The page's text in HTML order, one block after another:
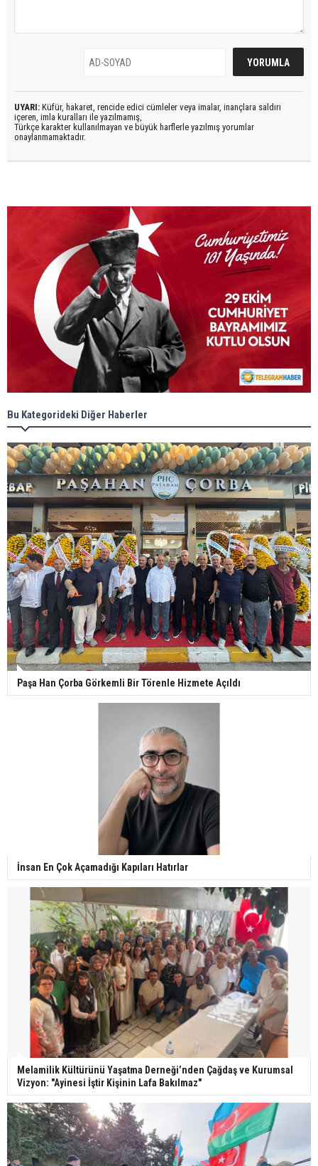
UYARI: Küfür, hakaret, rencide edici cümleler veya imalar, inançlara saldırı
içeren, imla kuralları ile yazılmamış,
Türkçe karakter kullanılmayan ve büyük harflerle yazılmış yorumlar
onaylanmamaktadır.
Bu Kategorideki Diğer Haberler
Paşa Han Çorba Görkemli Bir Törenle Hizmete Açıldı
İnsan En Çok Açamadığı Kapıları Hatırlar
Melamilik Kültürünü Yaşatma Derneği’nden Çağdaş ve Kurumsal
Vizyon: "Ayinesi İştir Kişinin Lafa Bakılmaz"